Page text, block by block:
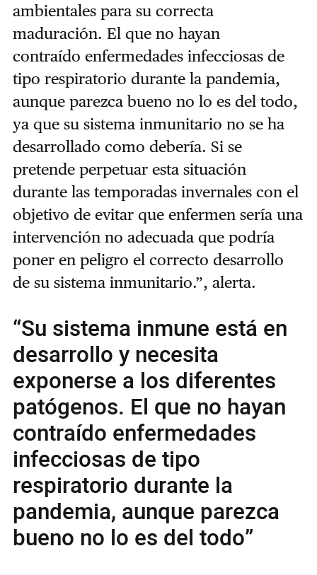
ambientales para su correcta
maduración. El que no hayan
contraído enfermedades infecciosas de
tipo respiratorio durante la pandemia,
aunque parezca bueno no lo es del todo,
ya que su sistema inmunitario no se ha
desarrollado como debería. Si se
pretende perpetuar esta situación
durante las temporadas invernales con el
objetivo de evitar que enfermen sería una
intervención no adecuada que podría
poner en peligro el correcto desarrollo
de su sistema inmunitario.”, alerta.
“Su sistema inmune está en
desarrollo y necesita
exponerse a los diferentes
patógenos. El que no hayan
contraído enfermedades
infecciosas de tipo
respiratorio durante la
pandemia, aunque parezca
bueno no lo es del todo”